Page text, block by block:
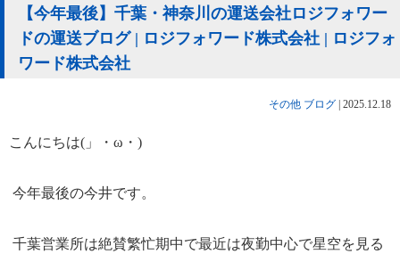
【今年最後】千葉・神奈川の運送会社ロジフォワー
ドの運送ブログ | ロジフォワード株式会社 | ロジフォ
ワード株式会社
その他 ブログ 2025.12.18
こんにちは( 」・ ω ・ )
今年最後の今井です。
千葉営業所は絶賛繁忙期中で最近は夜勤中心で星空を見る